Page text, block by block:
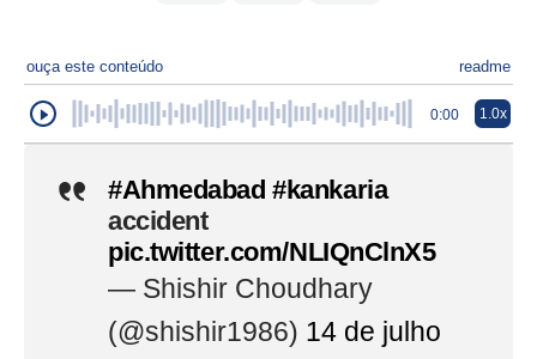
ouça este conteúdo readme
0:00 1.0x
#Ahmedabad #kankaria
accident
pic.twitter.com/NLIQnClnX5
— Shishir Choudhary
(@shishir1986) 14 de julho